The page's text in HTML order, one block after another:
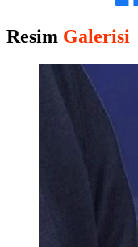
Resim Galerisi